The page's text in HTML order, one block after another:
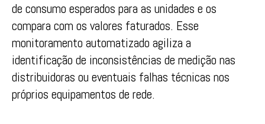
de consumo esperados para as unidades e os
compara com os valores faturados. Esse
monitoramento automatizado agiliza a
identificação de inconsistências de medição nas
distribuidoras ou eventuais falhas técnicas nos
próprios equipamentos de rede.